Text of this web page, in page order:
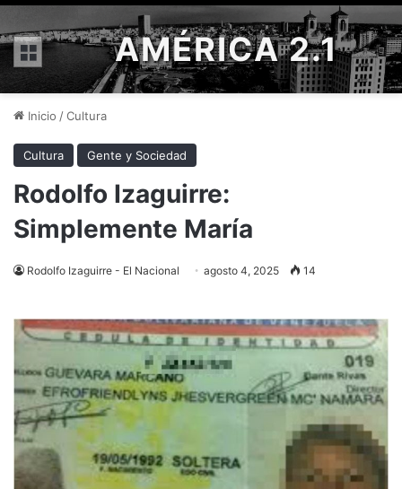
Menú AMÉRICA 2.1
Inicio /Cultura
Cultura Gente y Sociedad
Rodolfo Izaguirre:
Simplemente María
Rodolfo Izaguirre - El Nacional agosto 4, 2025 14